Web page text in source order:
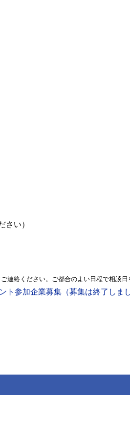
い）
連絡ください。ご都合のよい日程で相談日
ト参加企業募集（募集は終了しま